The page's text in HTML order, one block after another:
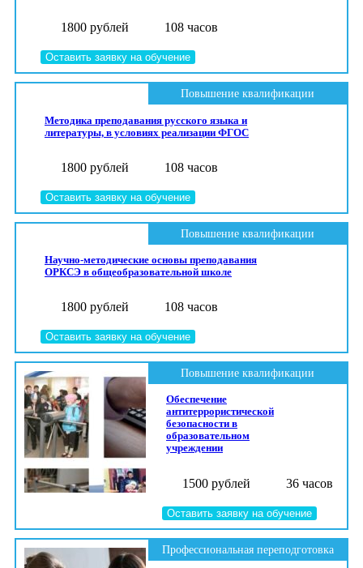
1800 рублей 108 часов
Оставить заявку на обучение
Методика преподавания русского языка и
литературы, в условиях реализации ФГОС
1800 рублей 108 часов
Оставить заявку на обучение
Повышение квалификации
Научно-методические основы преподавания
ОРКСЭ в общеобразовательной школе
1800 рублей 108 часов
Оставить заявку на обучение
Повышение квалификации
Обеспечение
антитеррористической
безопасности в
образовательном
учреждении
1500 рублей 36 часов
Оставить заявку на обучение
Повышение квалификации
Профессиональная переподготовка